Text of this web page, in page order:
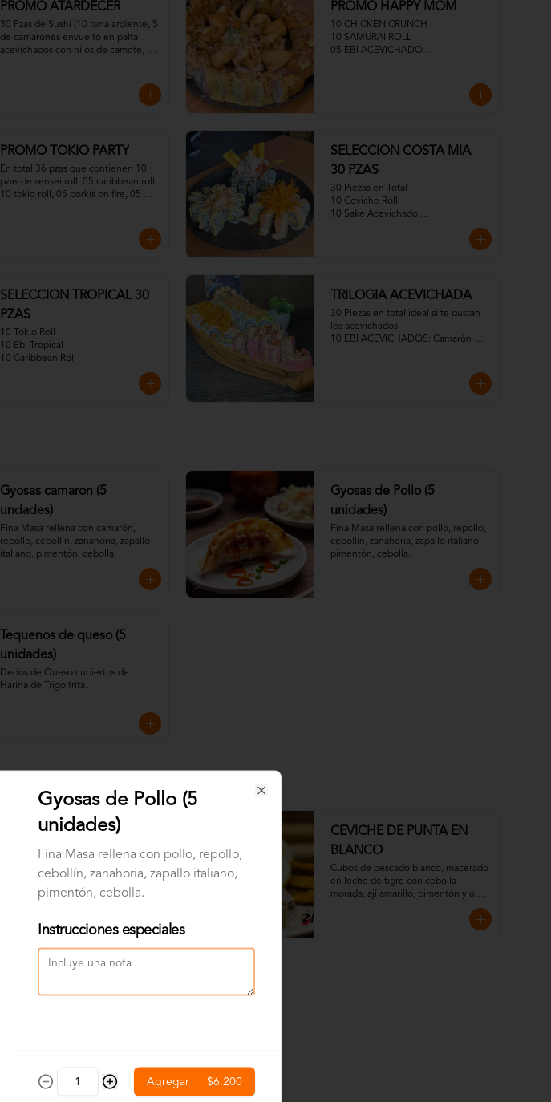
de plátano barraganete)
PROMO ATARDECER
30 Pzas de Sushi (10 tuna ardiente, 5
de camarones envuelto en palta
acevichados con hilos de camote, 5
PROMO HAPPY MOM
10 CHICKEN CRUNCH
10 SAMURAI ROLL
05 EBI ACEVICHADO
PROMO TOKIO PARTY
En total 36 pzas que contienen 10
pzas de sensei roll, 05 caribbean roll,
10 tokio roll, 05 porkis on fire, 05
SELECCION COSTA MIA
30 PZAS
30 Piezas en Total
10 Ceviche Roll
10 Sake Acevichado
SELECCION TROPICAL 30
PZAS
10 Tokio Roll
10 Ebi Tropical
10 Caribbean Roll
TRILOGIA ACEVICHADA
30 Piezas en total ideal si te gustan
los acevichados
10 EBI ACEVICHADOS: Camarón
10 SAKE ACEVICHADOS: Relleno de
acevichada verde, un toque de
merquén y furikake
Gyosas camaron (5
undades)
Fina Masa rellena con camarón,
repollo, cebollín, zanahoria, zapallo
italiano, pimentón, cebolla.
Gyosas de Pollo (5
unidades)
Fina Masa rellena con pollo, repollo,
cebollín, zanahoria, zapallo italiano,
pimentón, cebolla.
Tequenos de queso (5
unidades)
Dedos de Queso cubiertos de
Harina de Trigo frita.
CEVICHE DE
CHAMPIÑONES
Finos cortes de champiñón en leche
de tigre (vegetariana)  con cebolla
morada, ají amarillo, pimentón y un
CEVICHE DE PUNTA EN
BLANCO
Cubos de pescado blanco, macerado
en leche de tigre con cebolla
morada, ají amarillo, pimentón y un
toque de cilantro. Acompañado con
Gyosas de Pollo (5
unidades)
Fina Masa rellena con pollo, repollo,
cebollín, zanahoria, zapallo italiano,
pimentón, cebolla.
Instrucciones especiales
Agregar $6.200